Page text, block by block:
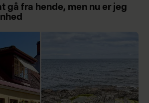
gå fra hende, men nu er jeg